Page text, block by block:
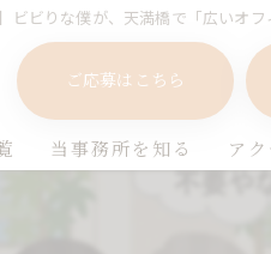
ビビりな僕が、天満橋で「広いオ
ご応募はこちら
当事務所を知る ア